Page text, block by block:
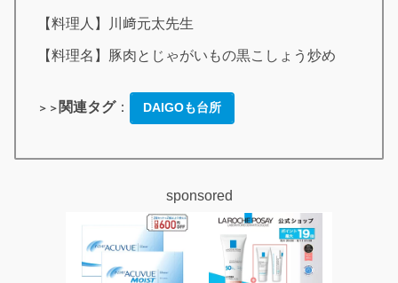
【料理人】川﨑元太先生
【料理名】豚肉とじゃがいもの黒こしょう炒め
＞＞ 関連タグ： DAIGOも台所
sponsored